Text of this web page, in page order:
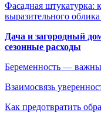
Фасадная штукатурка:
выразительного
Дача и загородный
сезонные расходы
Беременность —
Взаимосвязь
Как предотвратить